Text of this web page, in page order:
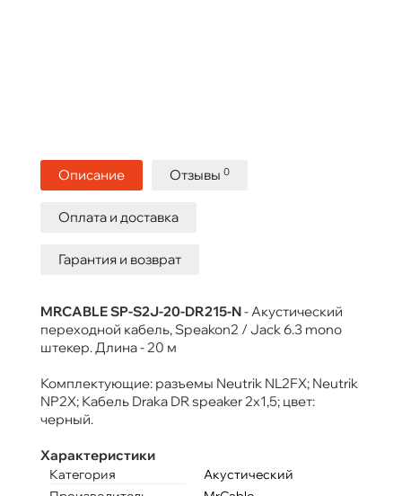
Описание Отзывы 0
Оплата и доставка
Гарантия и возврат
MRCABLE SP-S2J-20-DR215-N- Акустический
переходной кабель, Speakon2 / Jack 6.3 mono
штекер. Длина - 20 м
Комплектующие: разъемы Neutrik NL2FX; Neutrik
NP2X; Кабель Draka DR speaker 2x1,5; цвет:
черный.
Характеристики
Категория
Акустический